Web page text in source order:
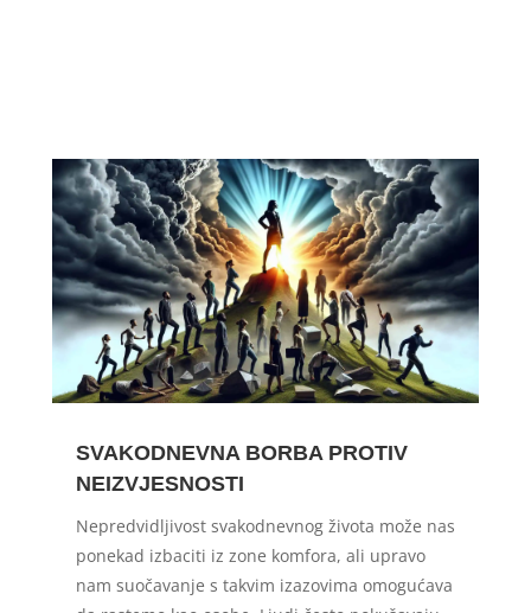
SVAKODNEVNA BORBA PROTIV
NEIZVJESNOSTI
Nepredvidljivost svakodnevnog života može nas
ponekad izbaciti iz zone komfora, ali upravo
nam suočavanje s takvim izazovima omogućava